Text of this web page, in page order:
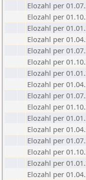
Elozahl per
Elozahl per
Elozahl per
Elozahl per
Elozahl per
Elozahl per
Elozahl per
Elozahl per
Elozahl per
Elozahl per
Elozahl per
Elozahl per
Elozahl per
Elozahl per
Elozahl per
Elozahl per